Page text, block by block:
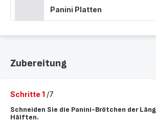
Panini Platten
Zubereitung
Schritte 1 /7
Schneiden Sie die Panini-Brötchen der
Hälften.